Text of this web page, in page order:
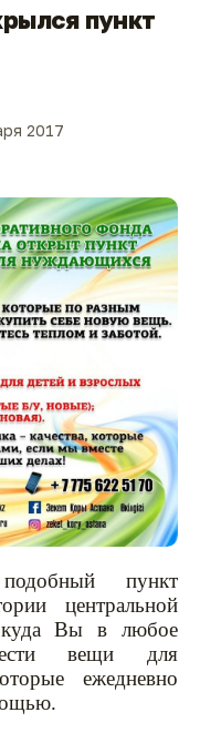
пункт
2017
пункт
центральной
куда Вы в любое
вещи для
ежедневно